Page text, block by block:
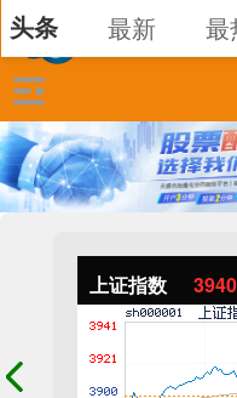
上证指数
头条 最新 最